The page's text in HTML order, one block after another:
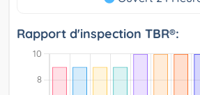
Rapport d'inspection TBR®: